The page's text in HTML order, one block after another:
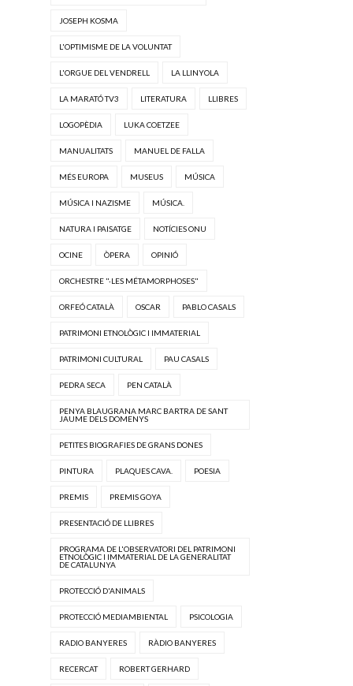
JOSEPH KOSMA
L'OPTIMISME DE LA VOLUNTAT
L'ORGUE DEL VENDRELL LA LLINYOLA
LA MARATÓ TV3 LITERATURA LLIBRES
LOGOPÈDIA LUKA COETZEE
MANUALITATS MANUEL DE FALLA
MÉS EUROPA MUSEUS MÚSICA
MÚSICA I NAZISME MÚSICA.
NATURA I PAISATGE NOTÍCIES ONU
OCINE ÒPERA OPINIÓ
ORCHESTRE "·LES MÉTAMORPHOSES"
ORFEÓ CATALÀ OSCAR PABLO CASALS
PATRIMONI ETNOLÒGIC I IMMATERIAL
PATRIMONI CULTURAL PAU CASALS
PEDRA SECA PEN CATALÀ
PENYA BLAUGRANA MARC BARTRA DE SANT
JAUME DELS DOMENYS
PETITES BIOGRAFIES DE GRANS DONES
PINTURA PLAQUES CAVA. POESIA
PREMIS PREMIS GOYA
PRESENTACIÓ DE LLIBRES
PROGRAMA DE L'OBSERVATORI DEL PATRIMONI
ETNOLÒGIC I IMMATERIAL DE LA GENERALITAT
DE CATALUNYA
PROTECCIÓ D'ANIMALS
PROTECCIÓ MEDIAMBIENTAL PSICOLOGIA
RADIO BANYERES RÀDIO BANYERES
RECERCAT ROBERT GERHARD